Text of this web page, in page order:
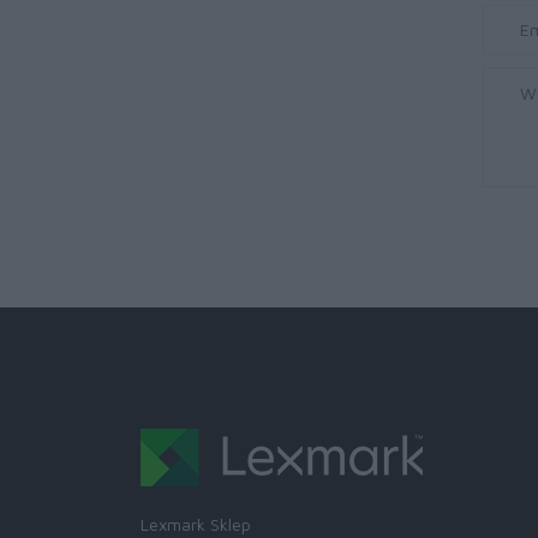
Lexmark Sklep